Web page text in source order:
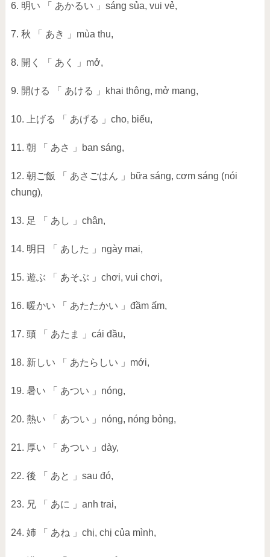
6. 明い 「 あかるい 」sáng sủa, vui vẻ,
7. 秋 「 あき 」mùa thu,
8. 開く 「 あく 」mở,
9. 開ける 「 あける 」khai thông, mở mang,
10. 上げる 「 あげる 」cho, biếu,
11. 朝 「 あさ 」ban sáng,
12. 朝ご飯 「 あさごはん 」bữa sáng, cơm sáng (nói
chung),
13. 足 「 あし 」chân,
14. 明日 「 あした 」ngày mai,
15. 遊ぶ 「 あそぶ 」chơi, vui chơi,
16. 暖かい 「 あたたかい 」đầm ấm,
17. 頭 「 あたま 」cái đầu,
18. 新しい 「 あたらしい 」mới,
19. 暑い 「 あつい 」nóng,
20. 熱い 「 あつい 」nóng, nóng bỏng,
21. 厚い 「 あつい 」dày,
22. 後 「 あと 」sau đó,
23. 兄 「 あに 」anh trai,
24. 姉 「 あね 」chị, chị của mình,